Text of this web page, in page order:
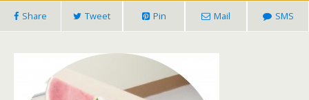
Share Tweet Pin Mail SMS